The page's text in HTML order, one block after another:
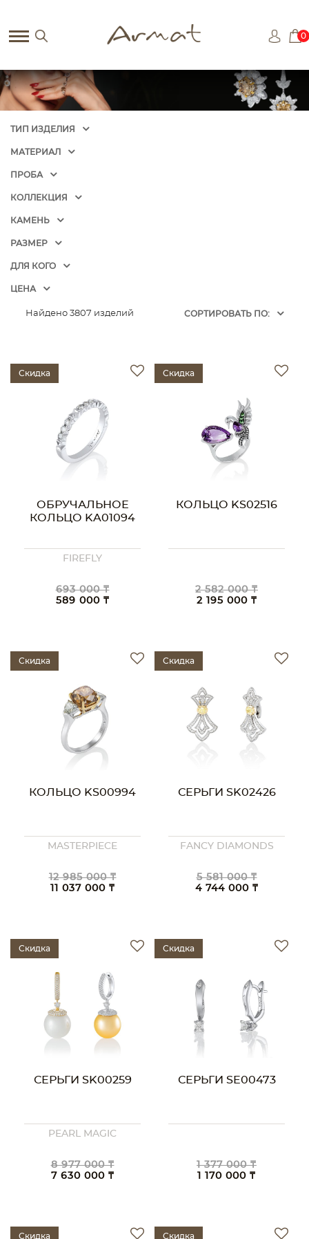
0
ТИП ИЗДЕЛИЯ
МАТЕРИАЛ
ПРОБА
КОЛЛЕКЦИЯ
КАМЕНЬ
РАЗМЕР
ДЛЯ КОГО
ЦЕНА
Найдено 3807 изделий CОРТИРОВАТЬ ПО:
Скидка
ОБРУЧАЛЬНОЕ
КОЛЬЦО KA01094
FIREFLY
693 000 ₸
589 000 ₸
Скидка
КОЛЬЦО KS02516
2 582 000 ₸
2 195 000 ₸
Скидка
КОЛЬЦО KS00994
MASTERPIECE
12 985 000 ₸
11 037 000 ₸
Скидка
СЕРЬГИ SK02426
FANCY DIAMONDS
5 581 000 ₸
4 744 000 ₸
Скидка
СЕРЬГИ SK00259
PEARL MAGIC
8 977 000 ₸
7 630 000 ₸
Скидка
СЕРЬГИ SE00473
1 377 000 ₸
1 170 000 ₸
Скидка Скидка